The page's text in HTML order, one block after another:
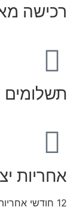
רכישה
תשלומים
אחריות
12 חודשי אחריות